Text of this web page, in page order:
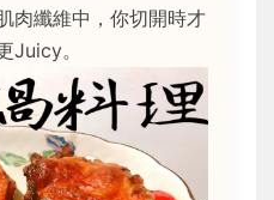
肉纖維中，你切開時才
Juicy。